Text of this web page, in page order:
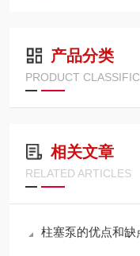
产品分类
PRODUCT
相关文章
RELATED ARTICLES
柱塞泵的优点和缺